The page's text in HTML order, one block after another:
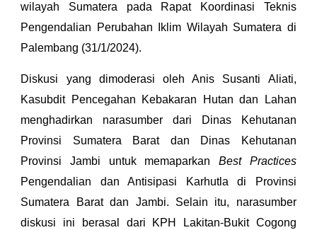
wilayah Sumatera pada Rapat Koordinasi Teknis
Pengendalian Perubahan Iklim Wilayah Sumatera di
Palembang (31/1/2024).
Diskusi yang dimoderasi oleh Anis Susanti Aliati,
Kasubdit Pencegahan Kebakaran Hutan dan Lahan
menghadirkan narasumber dari Dinas Kehutanan
Provinsi Sumatera Barat dan Dinas Kehutanan
Provinsi Jambi untuk memaparkan Best Practices
Pengendalian dan Antisipasi Karhutla di Provinsi
Sumatera Barat dan Jambi. Selain itu, narasumber
diskusi ini berasal dari KPH Lakitan-Bukit Cogong